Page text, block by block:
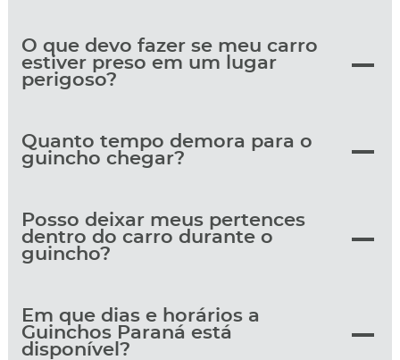
O que devo fazer se meu carro
estiver preso em um lugar
perigoso?
Quanto tempo demora para o
guincho chegar?
Posso deixar meus pertences
dentro do carro durante o
guincho?
Em que dias e horários a
Guinchos Paraná está
disponível?